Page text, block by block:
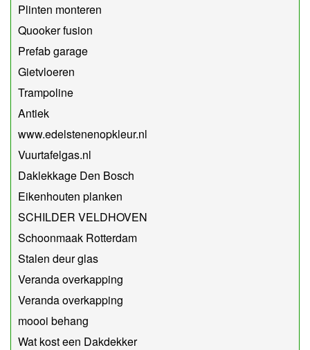
Plinten monteren
Quooker fusion
Prefab garage
Gietvloeren
Trampoline
Antiek
www.edelstenenopkleur.nl
Vuurtafelgas.nl
Daklekkage Den Bosch
Eikenhouten planken
SCHILDER VELDHOVEN
Schoonmaak Rotterdam
Stalen deur glas
Veranda overkapping
Veranda overkapping
moooi behang
Wat kost een Dakdekker